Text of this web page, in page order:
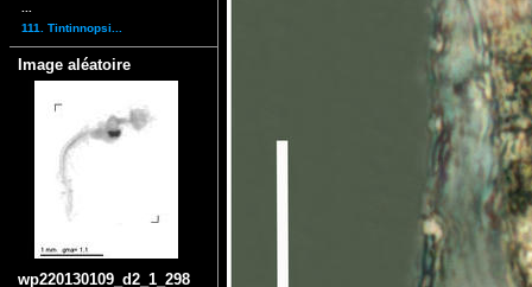
111. Tintinnopsi...
Image aléatoire
wp220130109_d2_1_298